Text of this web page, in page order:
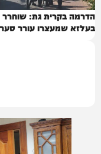
הדרמה בקרית גת: שוחרר
בעלזא שמעצרו עורר